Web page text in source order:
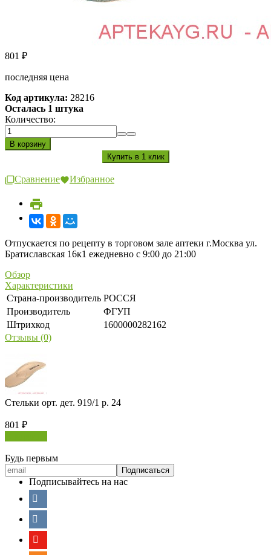
801 ₽
последняя цена
Код артикула: 28216
Осталась 1 штука
Количество:
Сравнение Избранное
Отпускается по рецепту в торговом зале аптеки г.Москва ул.
Братиславская 16к1 ежедневно с 9:00 до 21:00
Обзор
Характеристики
Страна-производитель РОССЯ
Производитель
ФГУП
Штрихкод
1600000282162
Отзывы (0)
Стельки орт. дет. 919/1 р. 24
801 ₽
Будь первым
Подписывайтесь на нас